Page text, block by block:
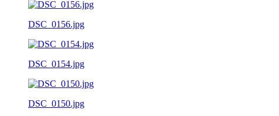
DSC_0156.jpg
DSC_0154.jpg
DSC_0150.jpg